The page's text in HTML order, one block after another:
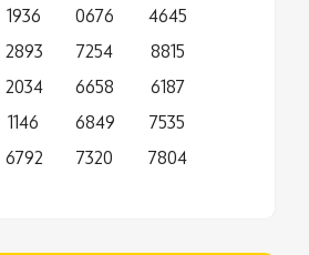
1936
2893
2034
1146
6792
0676
7254
6658
6849
7320
4645
8815
6187
7535
7804